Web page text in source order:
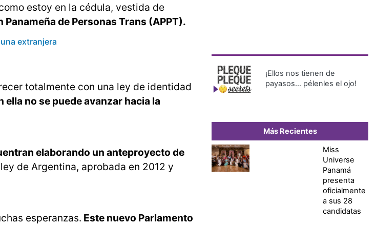
estoy en la cédula, vestida de
de Personas Trans (APPT).
extranjera
totalmente con una ley de identidad
no se puede avanzar hacia la
elaborando un anteproyecto de
de Argentina, aprobada en 2012 y
esperanzas. Este nuevo Parlamento
¡Ellos nos tienen de
payasos… pélenles el ojo!
Más Recientes
Miss
Universe
Panamá
presenta
oficialmente
a sus 28
candidatas